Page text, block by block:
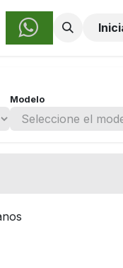
Sobre Nosotros
Modelo